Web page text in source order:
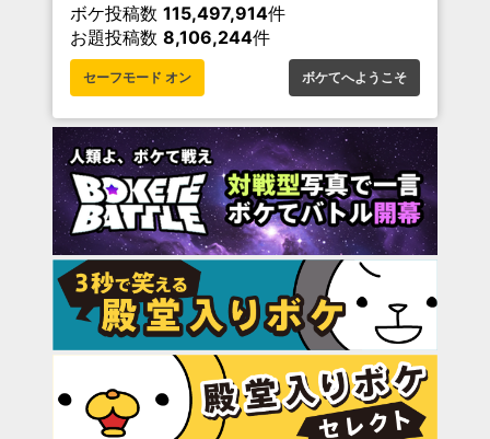
ボケ投稿数 115,497,914件
お題投稿数 8,106,244件
セーフモード オン ボケてへようこそ